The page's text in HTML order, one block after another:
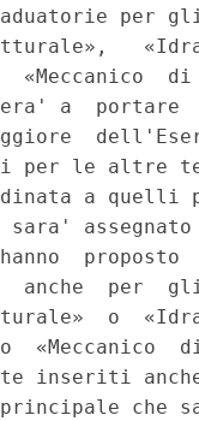
«Meccanico
a
per le
a
proposto
anche
o
o
inseriti
che